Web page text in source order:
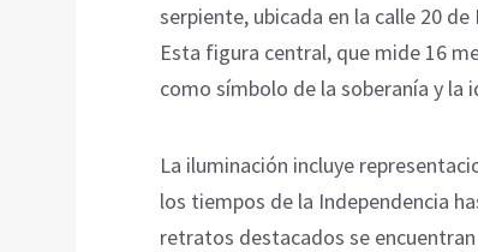
serpiente, ubicada en la calle 20
Esta figura central, que mide 16
como símbolo de la soberanía y la
La iluminación incluye
los tiempos de la Independencia
retratos destacados se